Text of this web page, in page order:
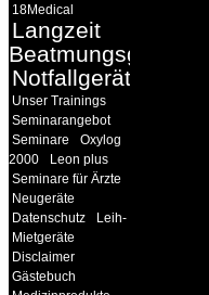
18Medical
Langzeit
Beatmungsgeräte
Notfallgeräte
Unser Trainings
Seminarangebot
Seminare
Oxylog
2000
Leon plus
Seminare für Ärzte
Neugeräte
Datenschutz
Leih-
Mietgeräte
Disclaimer
Gästebuch